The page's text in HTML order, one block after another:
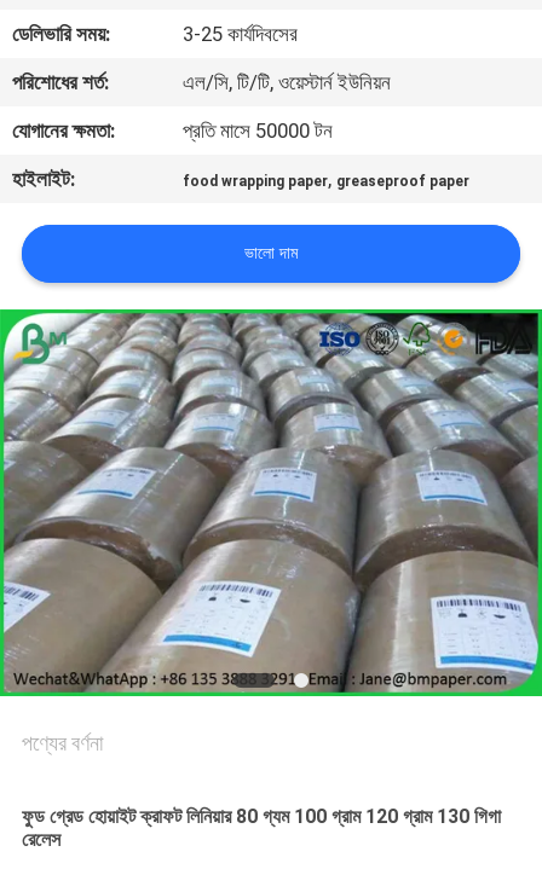
আমাদের
সাথে
যোগাযোগ
খবর
মামলা
সাইট
ম্যাপ
গোপনীয়তা
নীতি
ডেলিভারি সময়:
3-25 কার্যদিবসের
পরিশোধের শর্ত:
এল/সি, টি/টি, ওয়েস্টার্ন ইউনিয়ন
যোগানের ক্ষমতা:
প্রতি মাসে 50000 টন
হাইলাইট:
food wrapping paper, greaseproof paper
ভালো দাম
পণ্যের বর্ণনা
ফুড গ্রেড হোয়াইট ক্রাফট লিনিয়ার 80 গ্যম 100 গ্রাম 120 গ্রাম 130 গিগা
রেলেস